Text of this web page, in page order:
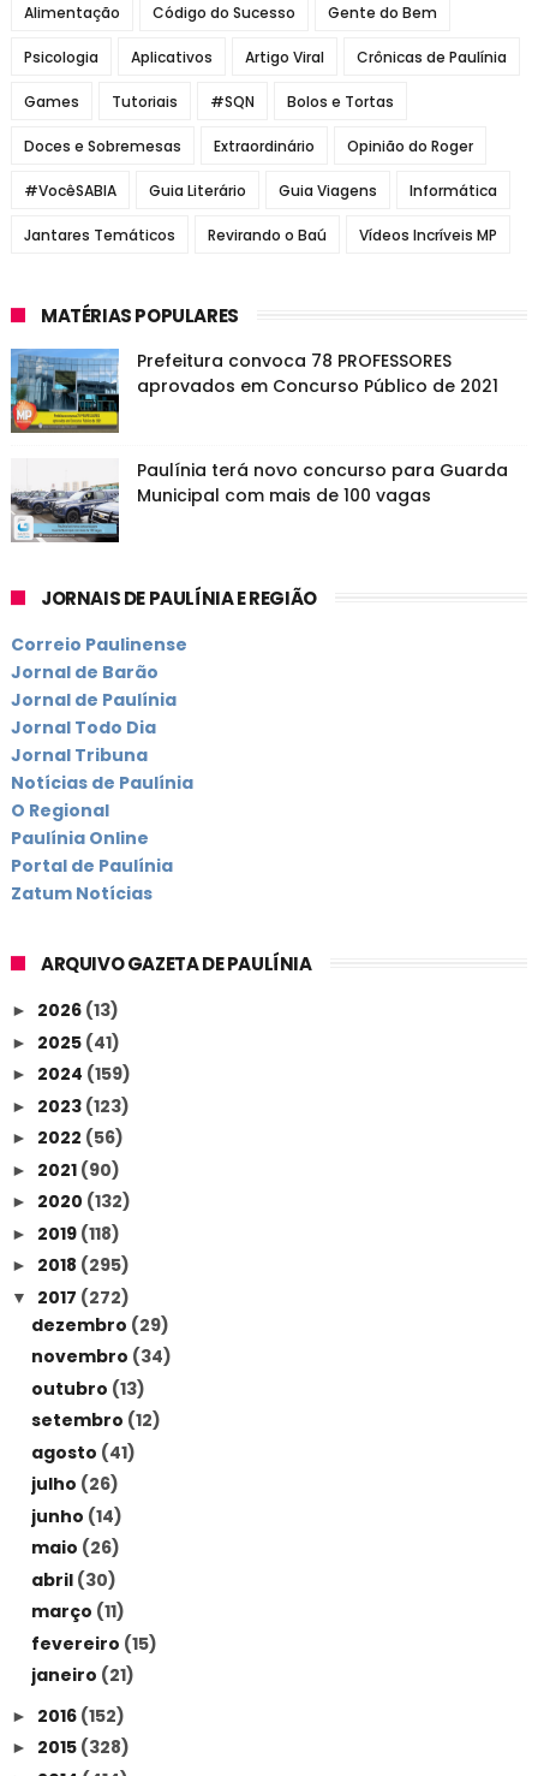
Alimentação Código do Sucesso Gente do Bem
Psicologia Aplicativos Artigo Viral Crônicas de Paulínia
Games Tutoriais #SQN Bolos e Tortas
Doces e Sobremesas Extraordinário Opinião do Roger
#VocêSABIA Guia Literário Guia Viagens Informática
Jantares Temáticos Revirando o Baú Vídeos Incríveis MP
MATÉRIAS POPULARES
Prefeitura convoca 78 PROFESSORES
aprovados em Concurso Público de 2021
Paulínia terá novo concurso para Guarda
Municipal com mais de 100 vagas
JORNAIS DE PAULÍNIA E REGIÃO
Correio Paulinense
Jornal de Barão
Jornal de Paulínia
Jornal Todo Dia
Jornal Tribuna
Notícias de Paulínia
O Regional
Paulínia Online
Portal de Paulínia
Zatum Notícias
ARQUIVO GAZETA DE PAULÍNIA
► 2026 (13)
► 2025 (41)
► 2024 (159)
► 2023 (123)
► 2022 (56)
► 2021 (90)
► 2020 (132)
► 2019 (118)
► 2018 (295)
▼ 2017 (272)
dezembro (29)
novembro (34)
outubro (13)
setembro (12)
agosto (41)
julho (26)
junho (14)
maio (26)
abril (30)
março (11)
fevereiro (15)
janeiro (21)
► 2016 (152)
► 2015 (328)